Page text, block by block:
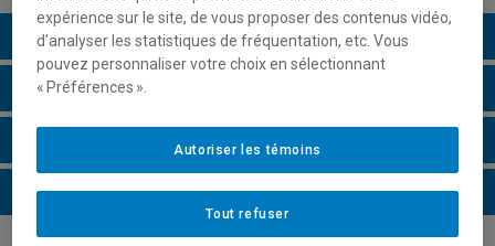
Description du cours
Horaire - Été 2026
Horaire - Automne 2026
Horaire - Hiver 2027
expérience sur le site, de vous proposer des contenus vidéo,
d’analyser les statistiques de fréquentation, etc. Vous
pouvez personnaliser votre choix en sélectionnant
« Préférences ».
Tout refuser
Autoriser les témoins